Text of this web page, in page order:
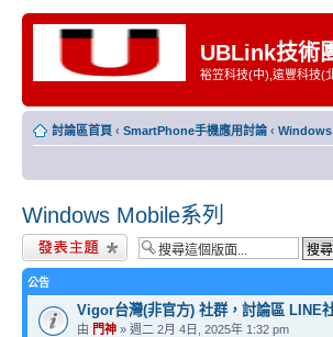
UBLink技術
裕笠科技(中),遠豐科技(
討論區首頁 ‹ SmartPhone手機應用討論 ‹ Windows
Windows Mobile系列
發表新主題
公告
Vigor台灣(非官方) 社群，討論區 LINE
由 門神 » 週二 2月 4日, 2025年 1:32 pm